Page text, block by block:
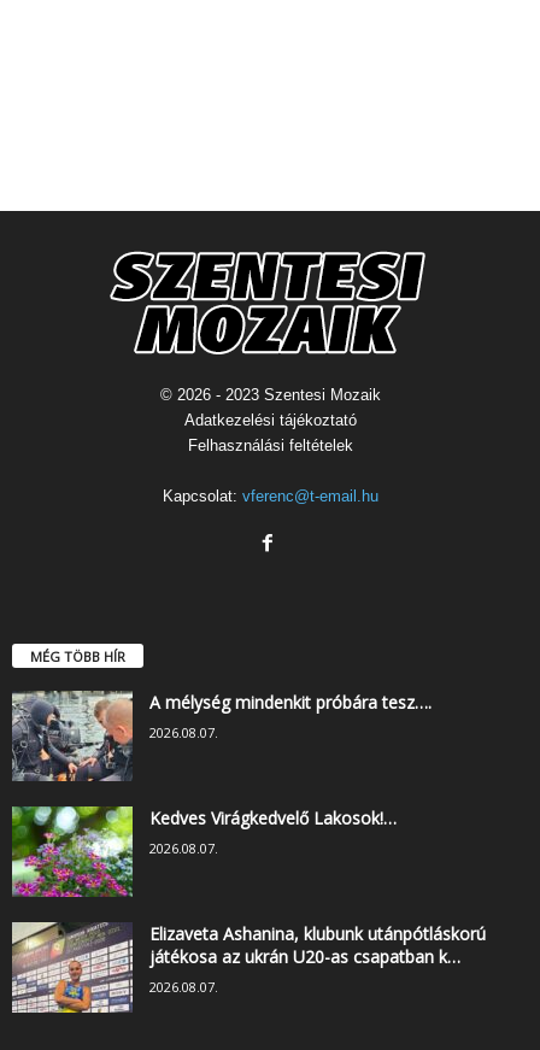
© 2026 - 2023 Szentesi Mozaik
Adatkezelési tájékoztató
Felhasználási feltételek
Kapcsolat: vferenc@t-email.hu
MÉG TÖBB HÍR
A mélység mindenkit próbára tesz….
2026.08.07.
Kedves Virágkedvelő Lakosok!…
2026.08.07.
Elizaveta Ashanina, klubunk utánpótláskorú
játékosa az ukrán U20-as csapatban k…
2026.08.07.